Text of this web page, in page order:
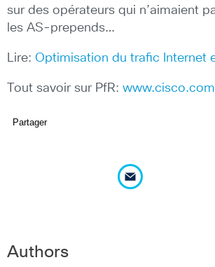
sur des opérateurs qui n’aimaient
les AS-prepends…
Lire: Optimisation du trafic Internet
Tout savoir sur PfR:
Partager
Authors